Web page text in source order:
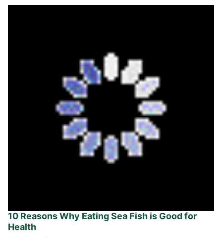
10 Reasons Why Eating Sea Fish is Good for
Health